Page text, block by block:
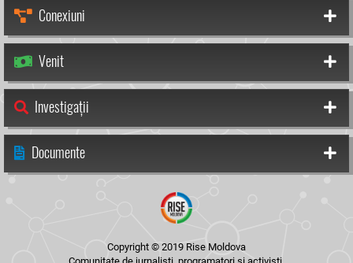
Conexiuni
Venit
Investigații
Documente
Copyright © 2019 Rise Moldova